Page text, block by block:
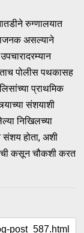
रुग्णालयात
असल्याने
पोलीस पथकासह
प्राथमिक
संशयाशी
निखिलच्या
संशय होता, अशी
कसून चौकशी करत